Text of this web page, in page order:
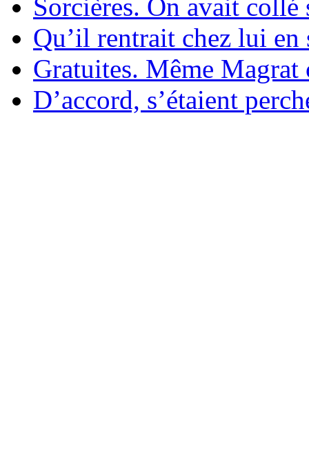
Sorcières. On avait collé
Qu’il rentrait chez lui en
Gratuites. Même Magrat
D’accord, s’étaient